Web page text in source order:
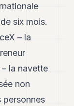
six mois.
– la
la navette
non
personnes